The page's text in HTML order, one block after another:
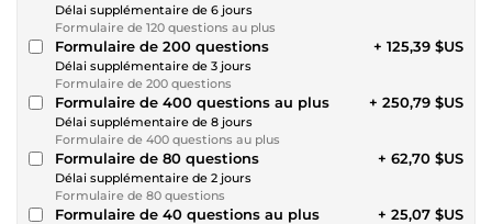
Délai supplémentaire de 6 jours
Formulaire de 120 questions au plus
Formulaire de 200 questions
Délai supplémentaire de 3 jours
Formulaire de 200 questions
+ 125,39 $US
Formulaire de 400 questions au plus
Délai supplémentaire de 8 jours
Formulaire de 400 questions au plus
+ 250,79 $US
Formulaire de 80 questions
Délai supplémentaire de 2 jours
Formulaire de 80 questions
+ 62,70 $US
Formulaire de 40 questions au plus + 25,07 $US